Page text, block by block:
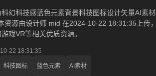
幻科技感蓝色元素背景科技图标设计矢量AI素
资源由设计师 mid 在2024-10-22 18:31:35上传
戏VR等相关优质资源。
22 18:31:35
科技图标 蓝色元素 AI素材